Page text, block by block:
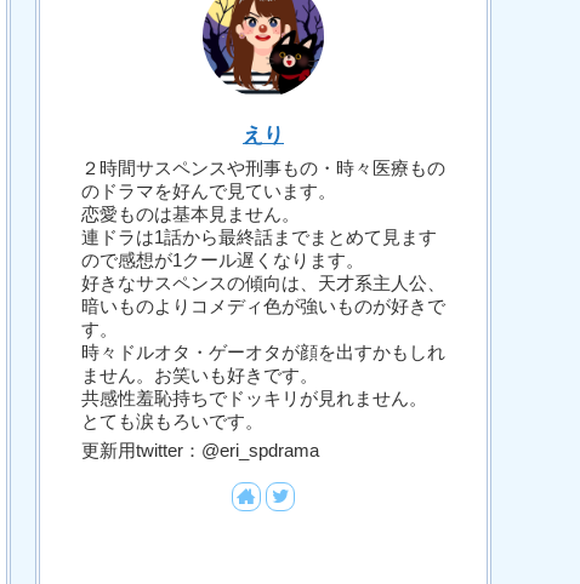
えり
２時間サスペンスや刑事もの・時々医療もの
のドラマを好んで見ています。
恋愛ものは基本見ません。
連ドラは1話から最終話までまとめて見ます
ので感想が1クール遅くなります。
好きなサスペンスの傾向は、天才系主人公、
暗いものよりコメディ色が強いものが好きで
す。
時々ドルオタ・ゲーオタが顔を出すかもしれ
ません。お笑いも好きです。
共感性羞恥持ちでドッキリが見れません。
とても涙もろいです。
更新用twitter：@eri_spdrama